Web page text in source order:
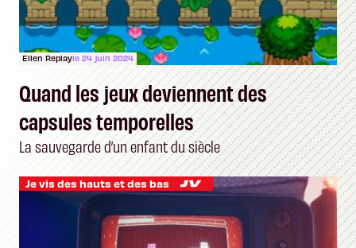
Ellen Replayle 24 juin 2024
Quand les jeux deviennent des
capsules temporelles
La sauvegarde d’un enfant du siècle
Je vis des hauts et des bas